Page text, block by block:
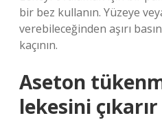
bir bez kullanın. Yüzeye
verebileceğinden aşırı
kaçının.
Aseton
lekesini çıkarır